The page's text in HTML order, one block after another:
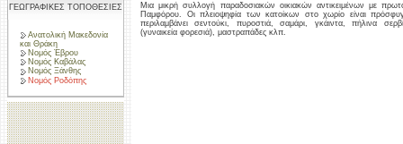
ΓΕΩΓΡΑΦΙΚΕΣ ΤΟΠΟΘΕΣΙΕΣ
Ανατολική Μακεδονία
και Θράκη
Νομός Έβρου
Νομός Καβάλας
Νομός Ξάνθης
Νομός Ροδόπης
Μια μικρή συλλογή παραδοσιακών οικιακών αντικειμένων με
Παμφόρου. Οι πλειοψηφία των κατοίκων στο χωρίο είναι
περιλαμβάνει σεντούκι, πυροστιά, σαμάρι, γκάιντα, πήλινα
(γυναικεία φορεσιά), μαστραπάδες κλπ.